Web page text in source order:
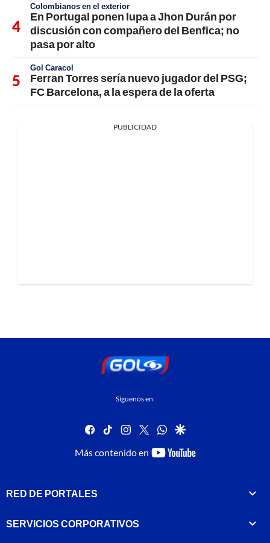
Colombianos en el exterior
En Portugal ponen lupa a Jhon Durán por
discusión con compañero del Benfica; no
pasa por alto
Gol Caracol
Ferran Torres sería nuevo jugador del PSG;
FC Barcelona, a la espera de la oferta
PUBLICIDAD
Síguenos en:
facebook
tiktok instagram
twitterwhatsapp
google
Más contenido en
youtube-
RED DE PORTALES
SERVICIOS CORPORATIVOS